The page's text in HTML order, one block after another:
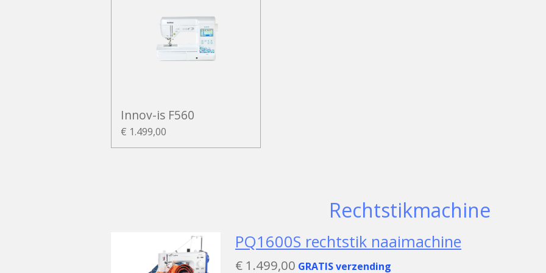
Innov-is F560
€ 1.499,00
Rechtstikmachine
PQ1600S rechtstik naaimachine
€ 1.499,00 GRATIS verzending